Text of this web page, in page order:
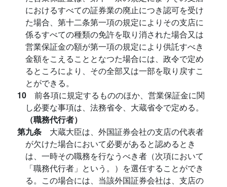
におけるすべての証券業の廃止につき認可を受け
た場合、第十二条第一項の規定によりその支店に
係るすべての種類の免許を取り消された場合又は
営業保証金の額が第一項の規定により供託すべき
金額をこえることとなつた場合には、政令で定め
るところにより、その全部又は一部を取り戻すこ
とができる。
10 前各項に規定するもののほか、営業保証金に関
し必要な事項は、法務省令、大蔵省令で定める。
（職務代行者）
第九条 大蔵大臣は、外国証券会社の支店の代表者
が欠けた場合において必要があると認めるとき
は、一時その職務を行なうべき者（次項において
「職務代行者」という。）を選任することができ
る。この場合には、当該外国証券会社は、支店の